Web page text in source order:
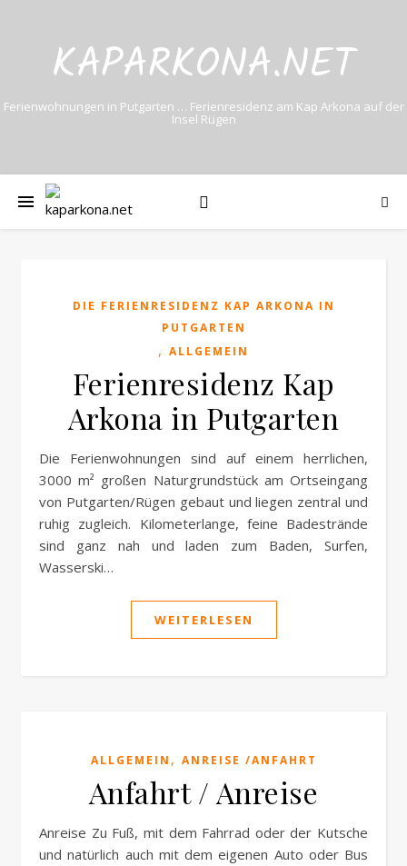
KAPARKONA.NET
Ferienwohnungen in Putgarten … Ferienresidenz am Kap Arkona auf der
Insel Rügen
DIE FERIENRESIDENZ KAP ARKONA IN
PUTGARTEN
, ALLGEMEIN
Ferienresidenz Kap
Arkona in Putgarten
Die Ferienwohnungen sind auf einem herrlichen,
3000 m² großen Naturgrundstück am Ortseingang
von Putgarten/Rügen gebaut und liegen zentral und
ruhig zugleich. Kilometerlange, feine Badestrände
sind ganz nah und laden zum Baden, Surfen,
Wasserski…
WEITERLESEN
ALLGEMEIN , ANREISE /ANFAHRT
Anfahrt / Anreise
Anreise Zu Fuß, mit dem Fahrrad oder der Kutsche
und natürlich auch mit dem eigenen Auto oder Bus